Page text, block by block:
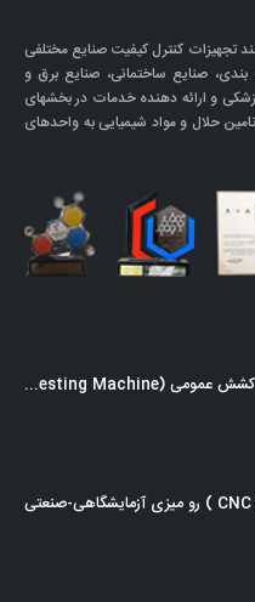
تجهیزات کنترل کیفیت صنایع مختلفی
صنایع ساختمانی، صنایع برق و
و ارائه دهنده خدمات در بخشهای
حلال و مواد شیمیایی به واحدهای
دستگاه تنسایل آزمون کشش عمومی (Universal Tensile Testing Machine)